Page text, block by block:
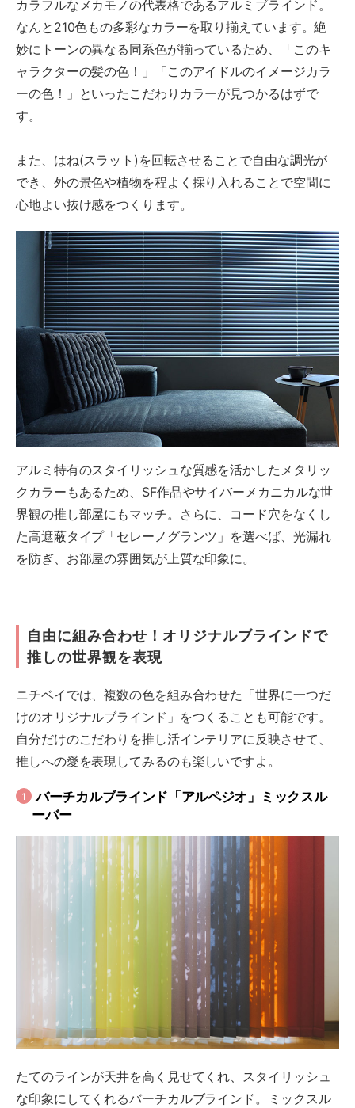
カラフルなメカモノの代表格であるアルミブラインド。
なんと210色もの多彩なカラーを取り揃えています。絶
妙にトーンの異なる同系色が揃っているため、「このキ
ャラクターの髪の色！」「このアイドルのイメージカラ
ーの色！」といったこだわりカラーが見つかるはずで
す。
また、はね(スラット)を回転させることで自由な調光が
でき、外の景色や植物を程よく採り入れることで空間に
心地よい抜け感をつくります。
アルミ特有のスタイリッシュな質感を活かしたメタリッ
クカラーもあるため、SF作品やサイバーメカニカルな世
界観の推し部屋にもマッチ。さらに、コード穴をなくし
た高遮蔽タイプ「セレーノグランツ」を選べば、光漏れ
を防ぎ、お部屋の雰囲気が上質な印象に。
自由に組み合わせ！オリジナルブラインドで
推しの世界観を表現
ニチベイでは、複数の色を組み合わせた「世界に一つだ
けのオリジナルブラインド」をつくることも可能です。
自分だけのこだわりを推し活インテリアに反映させて、
推しへの愛を表現してみるのも楽しいですよ。
1
バーチカルブラインド「アルペジオ」ミックスル
ーバー
たてのラインが天井を高く見せてくれ、スタイリッシュ
な印象にしてくれるバーチカルブラインド。ミックスル